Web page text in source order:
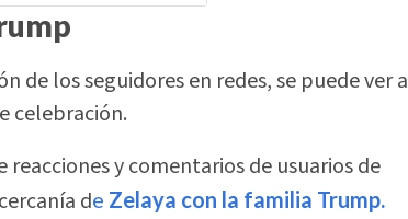
de los seguidores en redes, se puede ver a
celebración.
y comentarios de usuarios de
de Zelaya con la familia Trump.